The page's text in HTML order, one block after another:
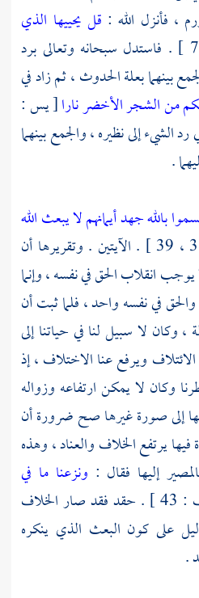
، فأنزل الله : قل يحييها الذي
[ يس : 79 ] . فاستدل سبحانه وتعالى برد
بينهما بعلة الحدوث ، ثم زاد في
من الشجر الأخضر نارا[ يس :
رد الشيء إلى نظيره ، والجمع بينهما
.
بالله جهد أيمانهم لا يبعث الله
[ النحل : 38 ، 39 ] . الآيتين . وتقريرها أن
انقلاب الحق في نفسه ، وإنما
في نفسه واحد ، فلما ثبت أن
وكان لا سبيل لنا في حياتنا إلى
ويرفع عنا الاختلاف ، إذ
وكان لا يمكن ارتفاعه وزواله
إلى صورة غيرها صح ضرورة أن
يرتفع الخلاف والعناد ، وهذه
إليها فقال : ونزعنا ما في
[ الأعراف : 43 ] . حقد فقد صار الخلاف
على كون البعث الذي ينكره
.